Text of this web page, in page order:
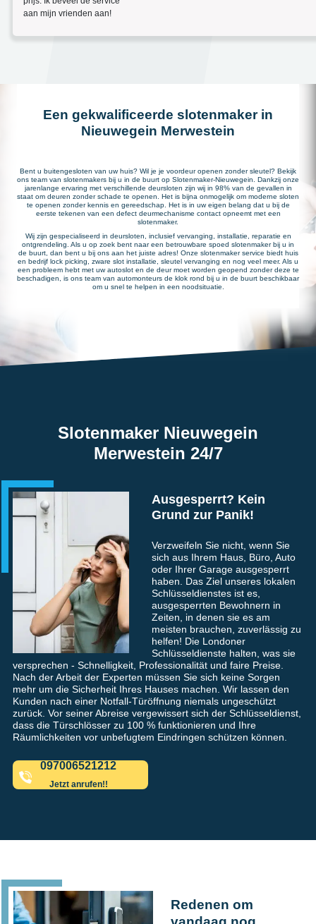
aan mijn vrienden aan!
Een gekwalificeerde slotenmaker in
Nieuwegein Merwestein
Bent u buitengesloten van uw huis? Wil je je voordeur openen zonder sleutel? Bekijk
ons team van slotenmakers bij u in de buurt op Slotenmaker-Nieuwegein. Dankzij onze
jarenlange ervaring met verschillende deursloten zijn wij in 98% van de gevallen in
staat om deuren zonder schade te openen. Het is bijna onmogelijk om moderne sloten
te openen zonder kennis en gereedschap. Het is in uw eigen belang dat u bij de
eerste tekenen van een defect deurmechanisme contact opneemt met een
slotenmaker.
Wij zijn gespecialiseerd in deursloten, inclusief vervanging, installatie, reparatie en
ontgrendeling. Als u op zoek bent naar een betrouwbare spoed slotenmaker bij u in
de buurt, dan bent u bij ons aan het juiste adres! Onze slotenmaker service biedt huis
en bedrijf lock picking, zware slot installatie, sleutel vervanging en nog veel meer. Als u
een probleem hebt met uw autoslot en de deur moet worden geopend zonder deze te
beschadigen, is ons team van automonteurs de klok rond bij u in de buurt beschikbaar
om u snel te helpen in een noodsituatie.
Slotenmaker Nieuwegein
Merwestein 24/7
Ausgesperrt? Kein
Grund zur Panik!
Verzweifeln Sie nicht, wenn Sie
sich aus Ihrem Haus, Büro, Auto
oder Ihrer Garage ausgesperrt
haben. Das Ziel unseres lokalen
Schlüsseldienstes ist es,
ausgesperrten Bewohnern in
Zeiten, in denen sie es am
meisten brauchen, zuverlässig zu
helfen! Die Londoner
Schlüsseldienste halten, was sie
versprechen - Schnelligkeit, Professionalität und faire Preise.
Nach der Arbeit der Experten müssen Sie sich keine Sorgen
mehr um die Sicherheit Ihres Hauses machen. Wir lassen den
Kunden nach einer Notfall-Türöffnung niemals ungeschützt
zurück. Vor seiner Abreise vergewissert sich der Schlüsseldienst,
dass die Türschlösser zu 100 % funktionieren und Ihre
Räumlichkeiten vor unbefugtem Eindringen schützen können.
097006521212
Jetzt anrufen!!
Redenen om